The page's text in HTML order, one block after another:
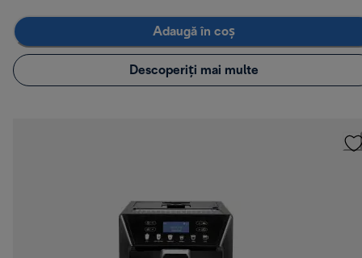
Adaugă în coș
Descoperiți mai multe